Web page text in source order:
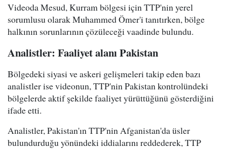
Videoda Mesud, Kurram bölgesi için TTP'nin yerel
sorumlusu olarak Muhammed Ömer'i tanıtırken, bölge
halkının sorunlarının çözüleceği vaadinde bulundu.
Analistler: Faaliyet alanı Pakistan
Bölgedeki siyasi ve askeri gelişmeleri takip eden bazı
analistler ise videonun, TTP'nin Pakistan kontrolündeki
bölgelerde aktif şekilde faaliyet yürüttüğünü gösterdiğini
ifade etti.
Analistler, Pakistan'ın TTP'nin Afganistan'da üsler
bulundurduğu yönündeki iddialarını reddederek, TTP